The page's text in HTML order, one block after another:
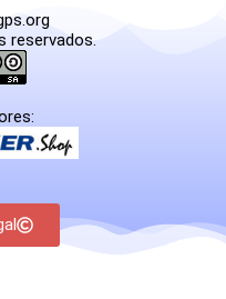
reservados.